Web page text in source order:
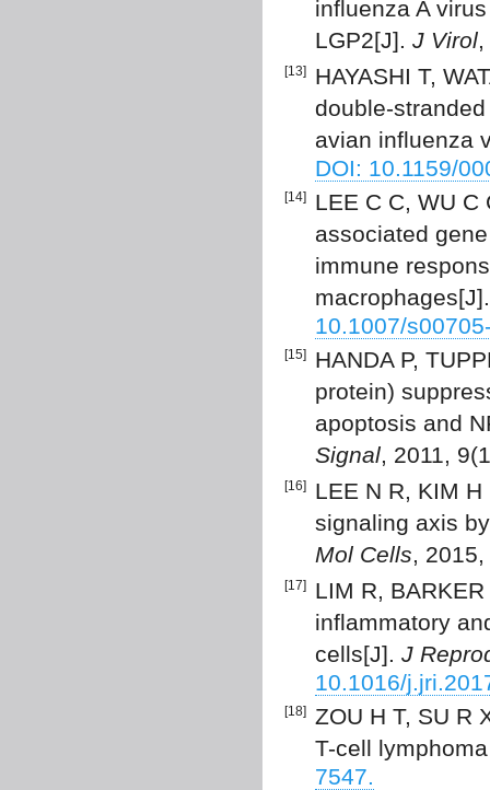
influenza A
LGP2[J]. J Virol
[13]
HAYASHI T,
double-
avian influenza
DOI: 10.1159/
[14]
LEE C C, WU
associated
immune
10.1007/
[15]
HANDA P,
protein)
apoptosis and
Signal, 2011,
[16]
LEE N R, KIM
signaling axis
Mol Cells,
[17]
LIM R,
inflammatory
cells[J]. J
10.1016/
[18]
ZOU H T, SU R
T-cell
7547.